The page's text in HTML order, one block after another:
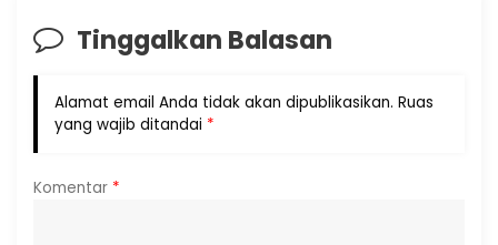
Tinggalkan Balasan
Alamat email Anda tidak akan dipublikasikan. Ruas
yang wajib ditandai *
Komentar *